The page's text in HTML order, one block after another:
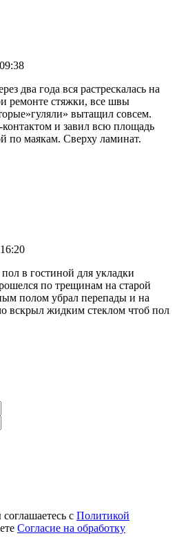
два года вся растрескалась на
ремонте стяжки, все швы
вытащил совсем.
и завил всю площадь
по маякам. Сверху ламинат.
в гостиной для укладки
по трещинам на старой
полом убрал перепады и на
вскрыл жидким стеклом чтоб пол
с Политикой
Согласие на обработку